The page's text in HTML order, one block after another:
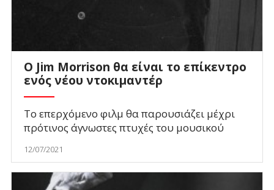
Ο Jim Morrison θα είναι το επίκεντρο
ενός νέου ντοκιμαντέρ
Το επερχόμενο φιλμ θα παρουσιάζει μέχρι
πρότινος άγνωστες πτυχές του μουσικού
12/07/2021